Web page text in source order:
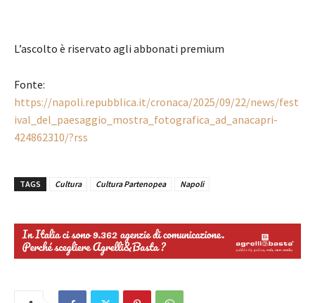
L’ascolto è riservato agli abbonati premium
Fonte:
https://napoli.repubblica.it/cronaca/2025/09/22/news/fest
ival_del_paesaggio_mostra_fotografica_ad_anacapri-
424862310/?rss
TAGS Cultura Cultura Partenopea Napoli